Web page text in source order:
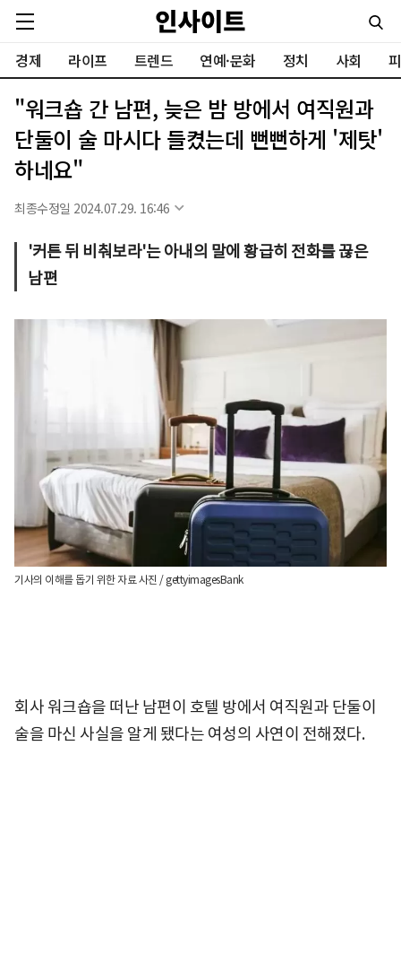
경제 라이프 트렌드 연예·문화 정치 사회
"워크숍 간 남편, 늦은 밤 방에서 여직원과
단둘이 술 마시다 들켰는데 뻔뻔하게 '제탓'
하네요"
최종수정일 2024.07.29. 16:46
'커튼 뒤 비춰보라'는 아내의 말에 황급히 전화를 끊은
남편
기사의 이해를 돕기 위한 자료 사진 / gettyimagesBank
회사 워크숍을 떠난 남편이 호텔 방에서 여직원과 단둘이
술을 마신 사실을 알게 됐다는 여성의 사연이 전해졌다.